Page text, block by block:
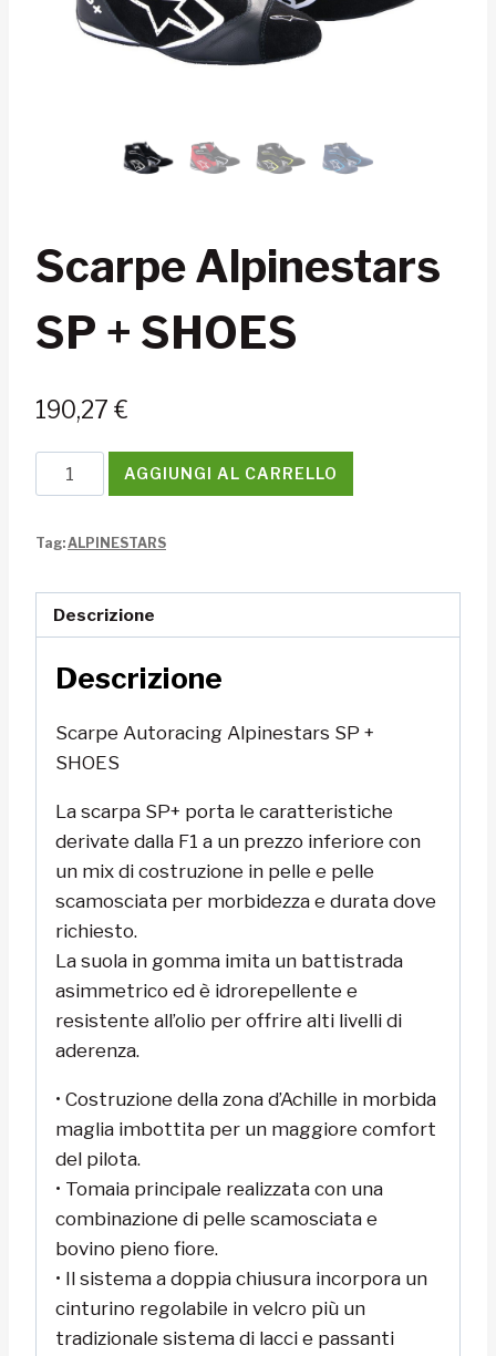
Scarpe Alpinestars
SP + SHOES
190,27 €
Scarpe
Alpinestars
+
quantità
AGGIUNGI AL CARRELLO
Tag:ALPINESTARS
Descrizione
Descrizione
Scarpe Autoracing Alpinestars SP +
SHOES
La scarpa SP+ porta le caratteristiche
derivate dalla F1 a un prezzo inferiore con
un mix di costruzione in pelle e pelle
scamosciata per morbidezza e durata dove
richiesto.
La suola in gomma imita un battistrada
asimmetrico ed è idrorepellente e
resistente all’olio per offrire alti livelli di
aderenza.
• Costruzione della zona d’Achille in morbida
maglia imbottita per un maggiore comfort
del pilota.
• Tomaia principale realizzata con una
combinazione di pelle scamosciata e
bovino pieno fiore.
• Il sistema a doppia chiusura incorpora un
cinturino regolabile in velcro più un
tradizionale sistema di lacci e passanti